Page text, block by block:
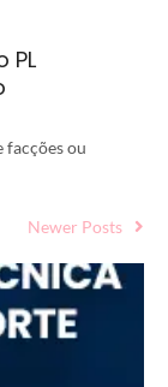
PL
facções ou
Newer Posts